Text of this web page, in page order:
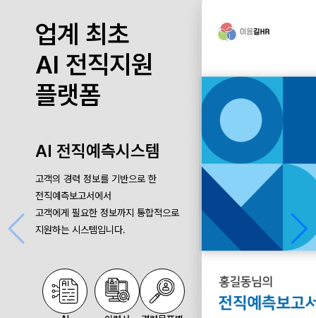
업계 최초
AI 전직지원
플랫폼
AI 전직예측시스템
고객의 경력 정보를 기반으로 한
전직예측보고서에서
고객에게 필요한 정보까지 통합적으로
지원하는 시스템입니다.